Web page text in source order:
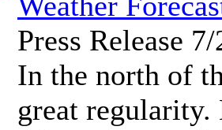
Press Release
In the north of
great